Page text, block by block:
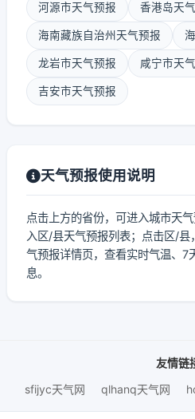
河源市天气预报 香港岛天
海南藏族自治州天气预报
龙岩市天气预报 咸宁市天
吉安市天气预报
天气预报使用说明
点击上方的省份，可进入城市天
入区/县天气预报列表；点击区/
气预报详情页，查看实时气温、7
息。
友情链
sfijyc天气网
qlhanq天气网